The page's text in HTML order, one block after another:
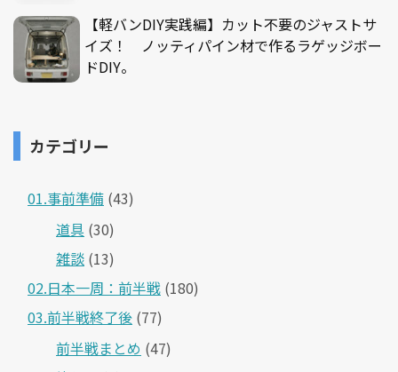
【軽バンDIY実践編】カット不要のジャストサ
イズ！ ノッティパイン材で作るラゲッジボー
ドDIY。
カテゴリー
01.事前準備 (43)
道具 (30)
雑談 (13)
02.日本一周：前半戦 (180)
03.前半戦終了後 (77)
前半戦まとめ (47)